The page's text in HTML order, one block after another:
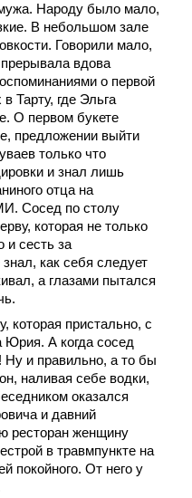
Народу было мало,
В небольшом зале
Говорили мало,
вдова
о первой
Тарту, где Эльга
О первом букете
предложении выйти
только что
и знал лишь
отца на
Сосед по столу
которая не только
и сесть за
как себя следует
а глазами пытался
которая пристально, с
Юрия. А когда сосед
Ну и правильно, а то бы
наливая себе водки,
оказался
и давний
ресторан женщину
в травмпункте на
покойного. От него у